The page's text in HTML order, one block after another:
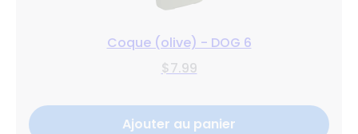
Coque (olive) - DOG 6
$7.99
Ajouter au panier